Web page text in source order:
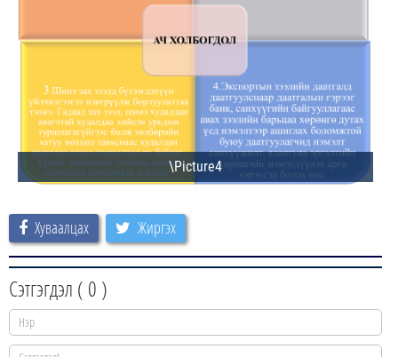
Хуваалцах Жиргэх
Сэтгэгдэл ( 0 )